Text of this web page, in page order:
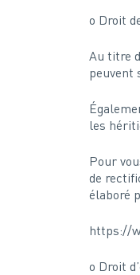
o Droit
Au titre
peuvent
les
Pour
de
élaboré
https://
o Droit